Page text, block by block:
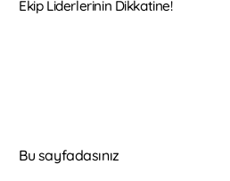
Ekip Liderlerinin Dikkatine!
Bu sayfadasınız